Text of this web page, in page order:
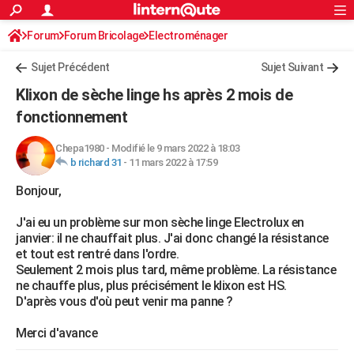
ACTUALITÉS
Politique
Société
Faits Divers
Education
Monde
Villes
+
Programme TV
TNTStreaming
Cinéma
Sorties cinéma
Musique
+FINANCE
Retraite
Impôts
Epargne
Immobilier
Risques naturels par ville
Banque
Assurance
Crédit
AUTO
Essais
Réserver un essai
Citadines
Berlines
SUV
Forum auto
HIGH-TECH
Forum
Aménagement intérieur
Extérieur
Cuisine
Salle de bains
Jardinage
Rangement
WEEK-END
Guides de France
Escapades
Patrimoine
Expositions
Musées
Week-end nature
+LIFESTYLE
Art de vivre
Bien-être
Loisirs
Mode
Modes de vie
SANTE
Alimentation
Guide de la santé
Maladies
Médicaments
Sommeil
VOYAGE
S'inscrire
Connexion
Forum Forum Bricolage Electroménager
Sujet Précédent Sujet Suivant
Klixon de sèche linge hs après 2 mois de
fonctionnement
Chepa1980- Modifié le 9 mars 2022 à 18:03
b richard 31 - 11 mars 2022 à 17:59
Bonjour,
J'ai eu un problème sur mon sèche linge Electrolux en
janvier: il ne chauffait plus. J'ai donc changé la résistance
et tout est rentré dans l'ordre.
Seulement 2 mois plus tard, même problème. La résistance
ne chauffe plus, plus précisément le klixon est HS.
D'après vous d'où peut venir ma panne ?
Merci d'avance